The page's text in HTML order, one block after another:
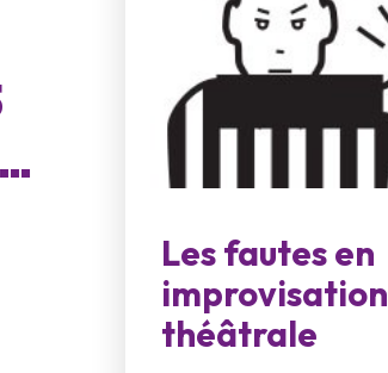
Les fautes en
improvisation
théâtrale